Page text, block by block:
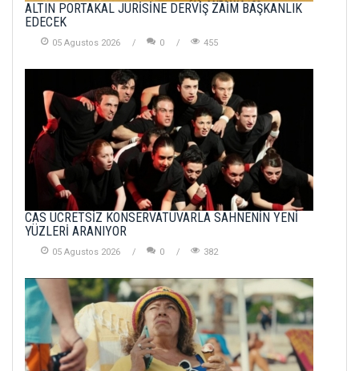
ALTIN PORTAKAL JÜRİSİNE DERVİŞ ZAİM BAŞKANLIK
EDECEK
05 Agustos 2026 0 455
CAS ÜCRETSİZ KONSERVATUVARLA SAHNENİN YENİ
YÜZLERİ ARANIYOR
05 Agustos 2026 0 382